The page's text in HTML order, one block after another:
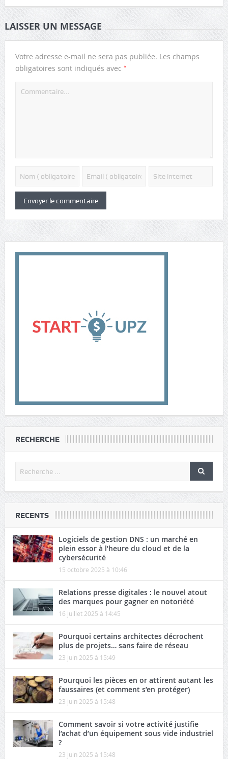
LAISSER UN MESSAGE
Votre adresse e-mail ne sera pas publiée. Les champs
obligatoires sont indiqués avec *
RECHERCHE
RECENTS
Logiciels de gestion DNS : un marché en
plein essor à l’heure du cloud et de la
cybersécurité
15 octobre 2025 à 10:46
Relations presse digitales : le nouvel atout
des marques pour gagner en notoriété
16 juillet 2025 à 14:45
Pourquoi certains architectes décrochent
plus de projets… sans faire de réseau
23 juin 2025 à 15:49
Pourquoi les pièces en or attirent autant les
faussaires (et comment s’en protéger)
23 juin 2025 à 15:48
Comment savoir si votre activité justifie
l’achat d’un équipement sous vide industriel
?
23 juin 2025 à 15:48